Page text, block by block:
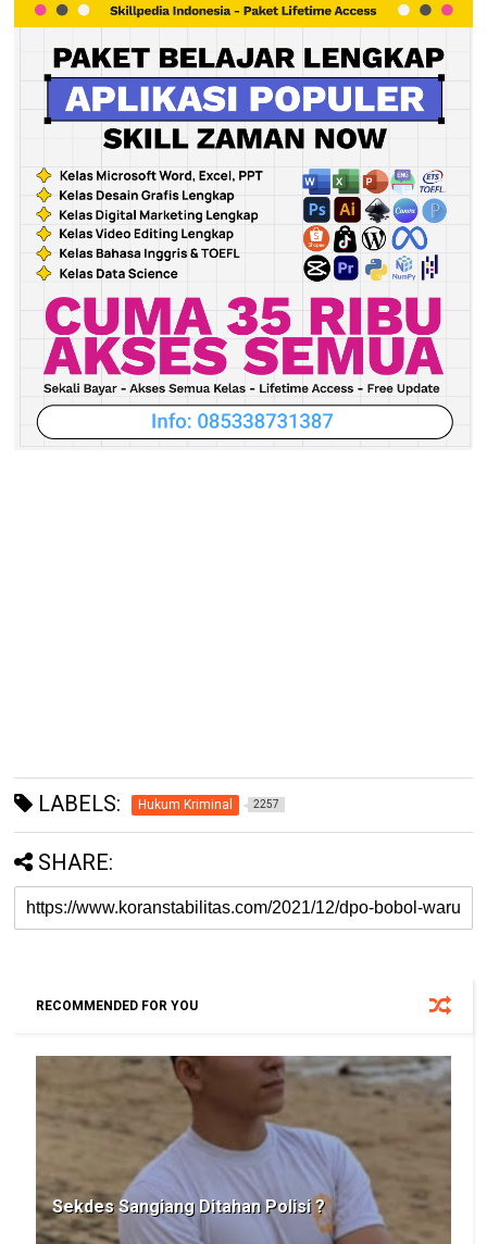
LABELS: Hukum Kriminal 2257
SHARE:
RECOMMENDED FOR YOU
Sekdes Sangiang Ditahan Polisi ?